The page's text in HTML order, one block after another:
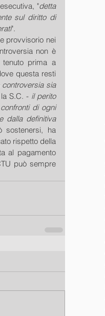
"detta
sul diritto di
".
provvisorio nei
non è
prima a
questa resti
sia
S.C. - il perito
di ogni
dalla definitiva
sostenersi, ha
rispetto della
al pagamento
può sempre